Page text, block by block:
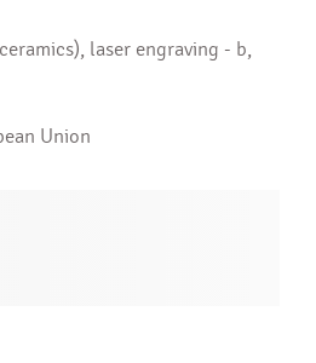
laser engraving - b,
Union